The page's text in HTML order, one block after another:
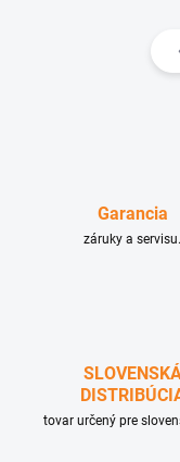
Garancia
záruky a servisu.
tovar určený pre